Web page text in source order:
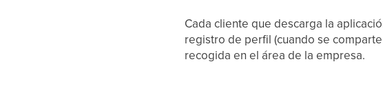
Cada cliente que descarga la
registro de perfil (cuando se
recogida en el área de la empresa.